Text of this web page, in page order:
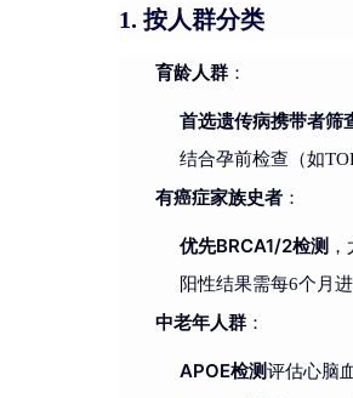
1. 按人群分类
育龄人群 ：
首选遗传病携带者筛
结合孕前检查（如
有癌症家族史者 ：
优先BRCA1/2检测
阳性结果需每6个月
中老年人群 ：
APOE检测评估心脑